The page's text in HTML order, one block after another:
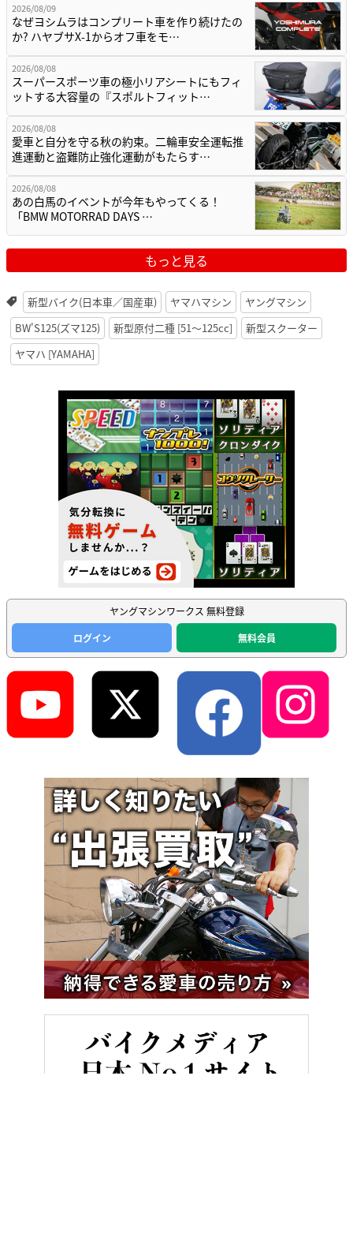
2026/08/09
なぜヨシムラはコンプリート車を作り続けたの
か? ハヤブサX-1からオフ車をモ…
2026/08/08
スーパースポーツ車の極小リアシートにもフィ
ットする大容量の『スポルトフィット…
2026/08/08
愛車と自分を守る秋の約束。二輪車安全運転推
進運動と盗難防止強化運動がもたらす…
2026/08/08
あの白馬のイベントが今年もやってくる！
「BMW MOTORRAD DAYS …
もっと見る
新型バイク(日本車／国産車) ヤマハマシン
ヤングマシン
BW'S125(ズマ125)
新型原付二種 [51〜125cc]
新型スクーター
ヤマハ [YAMAHA]
ヤングマシンワークス 無料登録
ログイン
無料会員